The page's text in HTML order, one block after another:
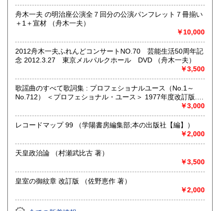
舟木一夫 の明治座公演全７回分の公演パンフレット７冊揃い
＋1＋宣材 （舟木一夫）
￥10,000
2012舟木一夫ふれんどコンサートNO.70 芸能生活50周年記
念 2012.3.27 東京メルパルクホール DVD （舟木一夫）
￥3,500
歌謡曲のすべて歌詞集 : プロフェショナルユース（No.1～
No.712） ＜プロフェショナル・ユース＞ 1977年度改訂版.
￥3,000
レコードマップ 99 （学陽書房編集部;本の出版社【編】）
￥2,000
天皇政治論 （村瀬武比古 著）
￥3,500
皇室の御紋章 改訂版 （佐野恵作 著）
￥2,000